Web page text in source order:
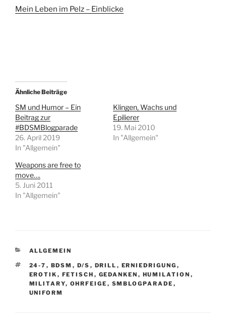
Mein Leben im Pelz – Einblicke
Ähnliche Beiträge
SM und Humor – Ein
Beitrag zur
#BDSMBlogparade
26. April 2019
In "Allgemein"
Klingen, Wachs und
Epilierer
19. Mai 2010
In "Allgemein"
Weapons are free to
move….
5. Juni 2011
In "Allgemein"
KATEGORIEN
ALLGEMEIN
SCHLAGWÖRTER
24-7 , BDSM , D/S , DRILL , ERNIEDRIGUNG ,
EROTIK , FETISCH , GEDANKEN , HUMILATION ,
MILITARY, OHRFEIGE , SMBLOGPARADE ,
UNIFORM